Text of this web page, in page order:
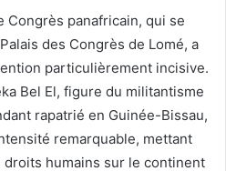
Congrès panafricain, qui se
des Congrès de Lomé, a
particulièrement incisive.
Bel El, figure du militantisme
rapatrié en Guinée-Bissau,
remarquable, mettant
humains sur le continent